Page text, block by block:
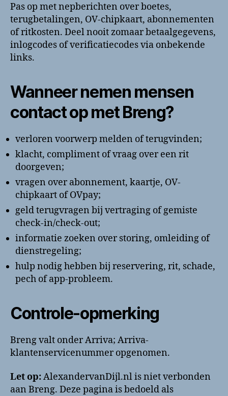
Pas op met nepberichten over boetes,
terugbetalingen, OV-chipkaart, abonnementen
of ritkosten. Deel nooit zomaar betaalgegevens,
inlogcodes of verificatiecodes via onbekende
links.
Wanneer nemen mensen
contact op met Breng?
verloren voorwerp melden of terugvinden;
klacht, compliment of vraag over een rit
doorgeven;
vragen over abonnement, kaartje, OV-
chipkaart of OVpay;
geld terugvragen bij vertraging of gemiste
check-in/check-out;
informatie zoeken over storing, omleiding of
dienstregeling;
hulp nodig hebben bij reservering, rit, schade,
pech of app-probleem.
Controle-opmerking
Breng valt onder Arriva; Arriva-
klantenservicenummer opgenomen.
Let op:AlexandervanDijl.nl is niet verbonden
aan Breng. Deze pagina is bedoeld als